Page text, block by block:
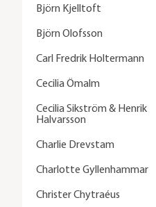
Björn Kjelltoft
Björn Olofsson
Carl Fredrik Holtermann
Cecilia Ömalm
Cecilia Sikström & Henrik
Halvarsson
Charlie Drevstam
Charlotte Gyllenhammar
Christer Chytraéus